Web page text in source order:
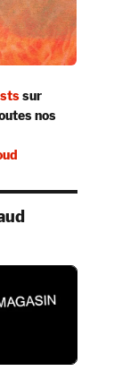
sur
nos